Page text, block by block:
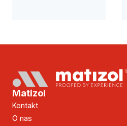
Matizol
Kontakt
O nas